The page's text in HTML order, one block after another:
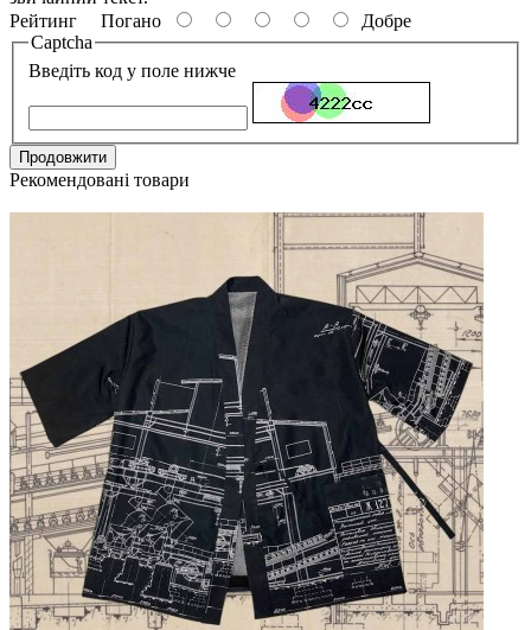
Рейтинг Погано
Добре
Captcha
Введіть код у поле нижче
Продовжити
Рекомендовані товари